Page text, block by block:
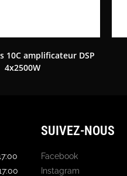
10C amplificateur DSP
4x2500W
SUIVEZ-NOUS
Facebook
Instagram